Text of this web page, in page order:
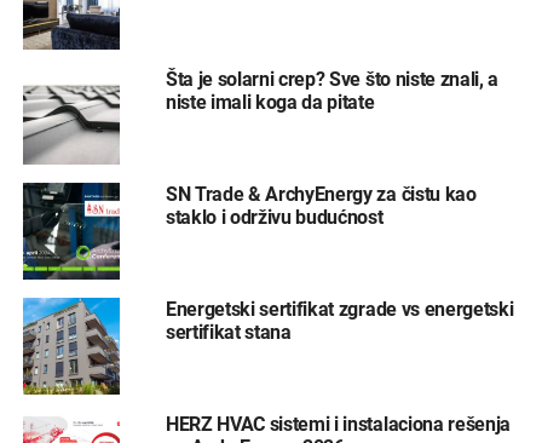
Šta je solarni crep? Sve što niste znali, a
niste imali koga da pitate
SN Trade & ArchyEnergy za čistu kao
staklo i održivu budućnost
Energetski sertifikat zgrade vs energetski
sertifikat stana
HERZ HVAC sistemi i instalaciona rešenja